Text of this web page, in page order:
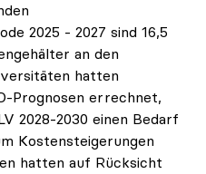
2025 - 2027 sind 16,5
an den
hatten
Prognosen errechnet,
2028-2030 einen Bedarf
Kostensteigerungen
hatten auf Rücksicht